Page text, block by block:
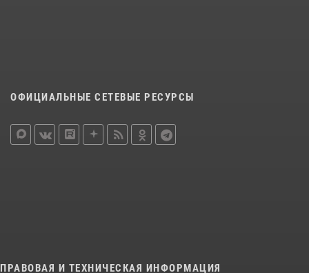
ОФИЦИАЛЬНЫЕ СЕТЕВЫЕ РЕСУРСЫ
ПРАВОВАЯ И ТЕХНИЧЕСКАЯ ИНФОРМАЦИЯ